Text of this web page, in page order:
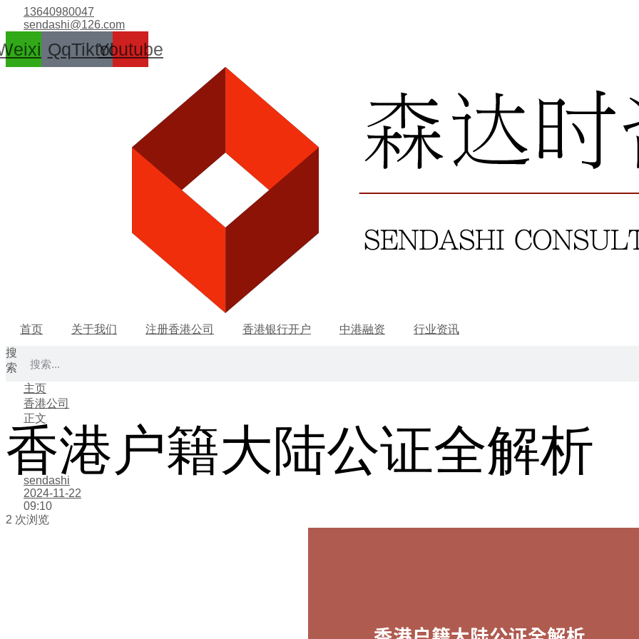
容
13640980047
sendashi@126.com
QqTiktokYoutube
首页 关于我们 注册香港公司 香港银行开户 中港融资
行业资讯
搜
索
主页
香港公司
正文
香港户籍大陆公证全解析
sendashi
2024-11-22
09:10
2 次浏览